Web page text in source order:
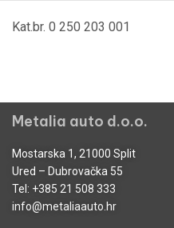
Kat.br. 0 250 203 001
Metalia auto d.o.o.
Mostarska 1, 21000 Split
Ured – Dubrovačka 55
Tel: +385 21 508 333
info@metaliaauto.hr